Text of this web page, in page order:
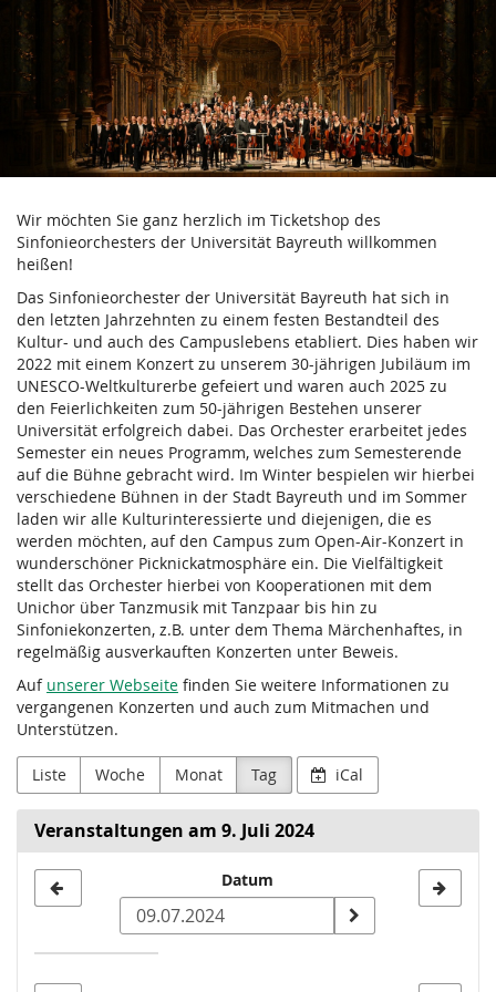
Zum
Haupt-
Inhalt
springen
Verein
der
Freunde
und
Förderer
des
Sinfonieorchesters
der
Universität
Bayreuth
e.V.
Wir möchten Sie ganz herzlich im Ticketshop des
Sinfonieorchesters der Universität Bayreuth willkommen
heißen!
Das Sinfonieorchester der Universität Bayreuth hat sich in
den letzten Jahrzehnten zu einem festen Bestandteil des
Kultur- und auch des Campuslebens etabliert. Dies haben wir
2022 mit einem Konzert zu unserem 30-jährigen Jubiläum im
UNESCO-Weltkulturerbe gefeiert und waren auch 2025 zu
den Feierlichkeiten zum 50-jährigen Bestehen unserer
Universität erfolgreich dabei. Das Orchester erarbeitet jedes
Semester ein neues Programm, welches zum Semesterende
auf die Bühne gebracht wird. Im Winter bespielen wir hierbei
verschiedene Bühnen in der Stadt Bayreuth und im Sommer
laden wir alle Kulturinteressierte und diejenigen, die es
werden möchten, auf den Campus zum Open-Air-Konzert in
wunderschöner Picknickatmosphäre ein. Die Vielfältigkeit
stellt das Orchester hierbei von Kooperationen mit dem
Unichor über Tanzmusik mit Tanzpaar bis hin zu
Sinfoniekonzerten, z.B. unter dem Thema Märchenhaftes, in
regelmäßig ausverkauften Konzerten unter Beweis.
Auf unserer Webseite finden Sie weitere Informationen zu
vergangenen Konzerten und auch zum Mitmachen und
Unterstützen.
Liste Woche Monat Tag iCal
Veranstaltungen am 9. Juli 2024
zur
Anzeige
Datum